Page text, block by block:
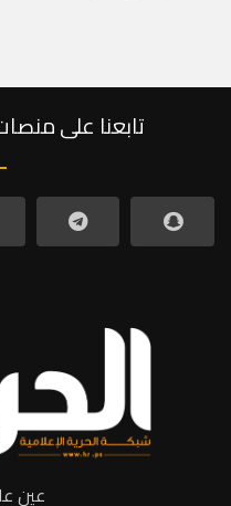
تابعنا على
عين